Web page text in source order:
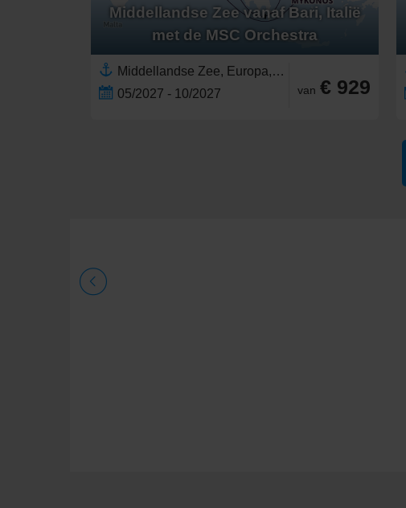
Middellandse Zee vanaf Bari, Italië
met de MSC Orchestra
Middellandse Zee, Europa,Zuid-Europa,Oostelijke Middellandse Zee,Griekenland,Griekse Eilanden,Mykonos,Corfu,Adriatische Zee,Italië,Zuid-Italië,Westelijke Middellandse Zee
05/2027 - 10/2027
van € 929